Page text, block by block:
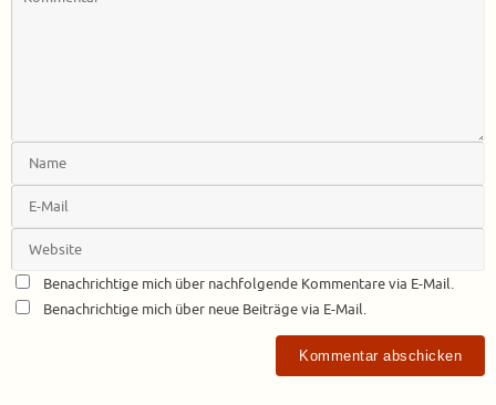
Benachrichtige mich über nachfolgende Kommentare via E-Mail.
Benachrichtige mich über neue Beiträge via E-Mail.